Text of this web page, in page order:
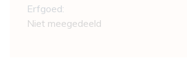
Erfgoed:
Niet meegedeeld